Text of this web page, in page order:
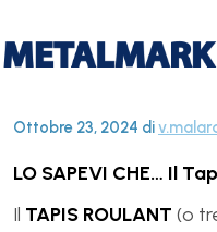
Ottobre 23, 2024 di
LO SAPEVI CHE… Il
Il TAPIS ROULANT (o